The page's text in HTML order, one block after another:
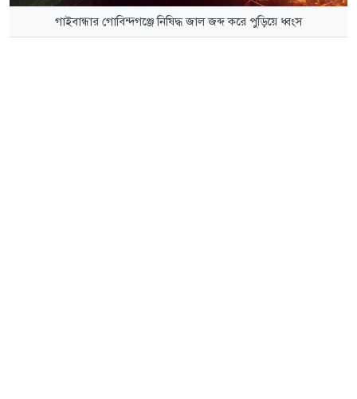
গাইবান্ধার গোবিন্দগঞ্জে নিষিদ্ধ জাল জব্দ করে পুড়িয়ে ধ্বংস